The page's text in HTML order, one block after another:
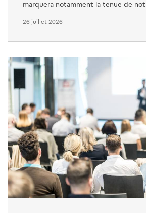
marquera notamment la tenue de
l'occasion de partager plusieurs
Air Jeunesse (EAJ), ainsi que les
26 juillet 2026